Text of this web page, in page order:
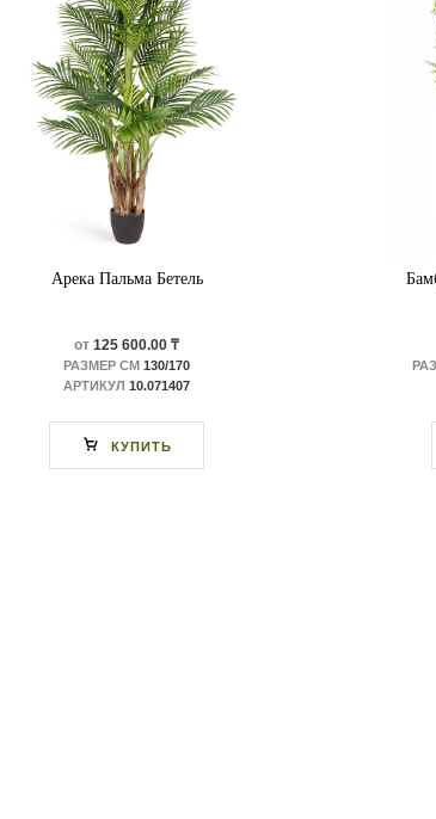
Арека Пальма Бетель
от 125 600.00 ₸
РАЗМЕР СМ 130/170
АРТИКУЛ 10.071407
КУПИТЬ